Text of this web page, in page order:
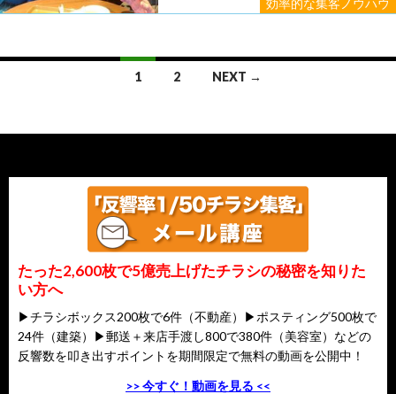
効率的な集客ノウハウ
1 2 NEXT →
たった2,600枚で5億売上げたチラシの秘密を知りた
い方へ
▶チラシボックス200枚で6件（不動産）▶ポスティング500枚で
24件（建築）▶郵送＋来店手渡し800で380件（美容室）などの
反響数を叩き出すポイントを期間限定で無料の動画を公開中！
>> 今すぐ！動画を見る <<